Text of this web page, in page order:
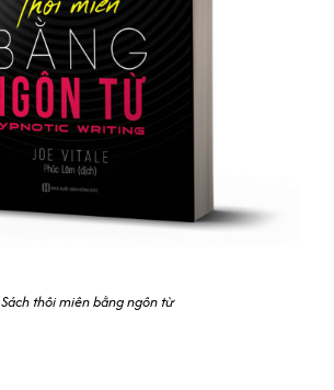
Sách thôi miên bằng ngôn từ